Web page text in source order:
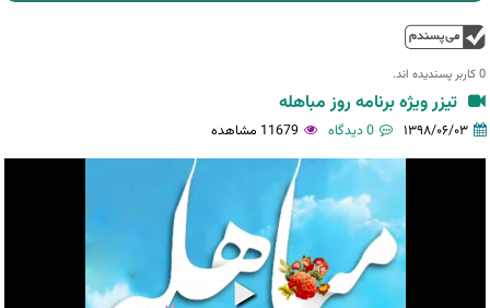
فرم
جستجو
0 کاربر پسندیده اند.‎
تیزر ویژه برنامه روز مباهله
۱۳۹۸/۰۶/۰۳ 0 دیدگاه 11679 مشاهده